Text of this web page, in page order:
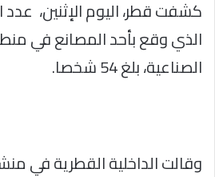
كشفت قطر، اليوم الإثنين، عدد
الذي وقع بأحد المصانع في
الصناعية، بلغ 54 شخصا.
وقالت الداخلية القطرية في